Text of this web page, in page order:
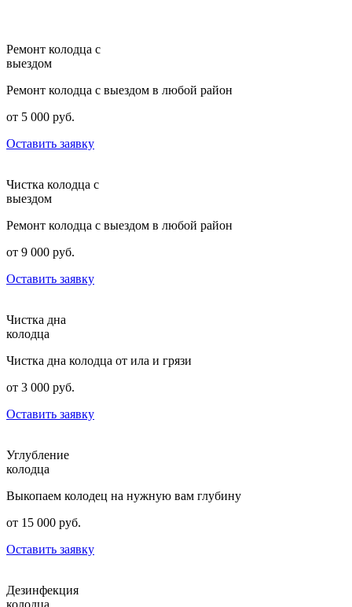
Ремонт колодца с
выездом
Ремонт колодца с выездом в любой район
от 5 000 руб.
Оставить заявку
Чистка колодца с
выездом
Ремонт колодца с выездом в любой район
от 9 000 руб.
Оставить заявку
Чистка дна
колодца
Чистка дна колодца от ила и грязи
от 3 000 руб.
Оставить заявку
Углубление
колодца
Выкопаем колодец на нужную вам глубину
от 15 000 руб.
Оставить заявку
Дезинфекция
колодца